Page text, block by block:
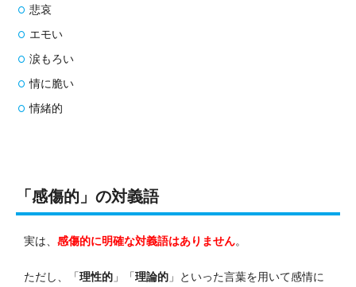
悲哀
エモい
涙もろい
情に脆い
情緒的
「感傷的」の対義語
実は、 感傷的に明確な対義語はありません。
ただし、「理性的 」「理論的 」といった言葉を用いて感情に